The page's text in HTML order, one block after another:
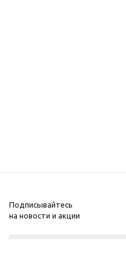
Подписывайтесь
на новости и акции